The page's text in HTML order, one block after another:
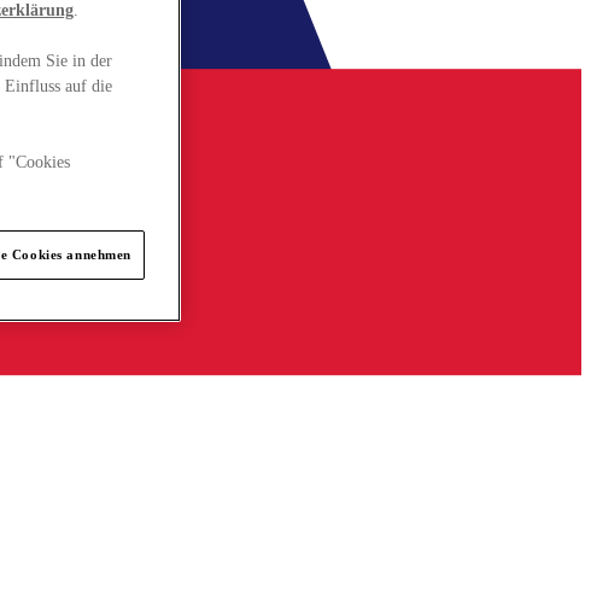
.
Sie in der
Einfluss auf die
"Cookies
Cookies annehmen